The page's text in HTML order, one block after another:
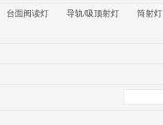
台面阅读灯 导轨/吸顶射灯 筒射灯